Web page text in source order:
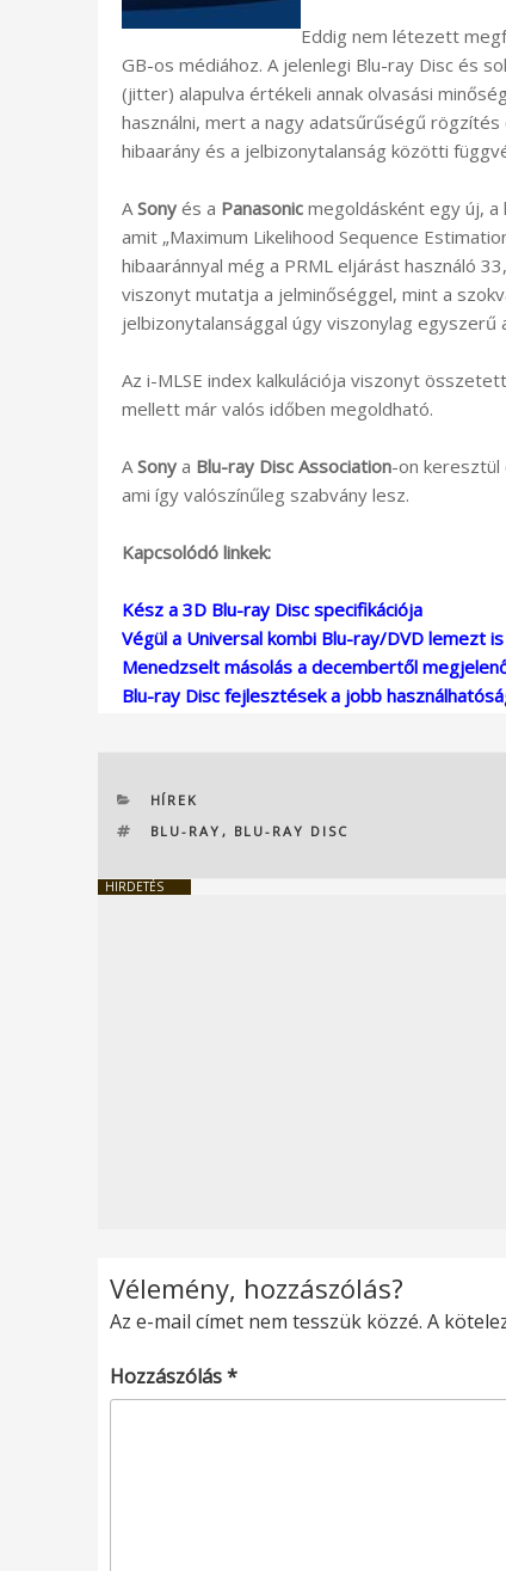
Eddig nem létezett
GB-os médiához. A jelenlegi Blu-ray Disc és
(jitter) alapulva értékeli annak olvasási
használni, mert a nagy adatsűrűségű
hibaarány és a jelbizonytalanság közötti
A Sony és a Panasonic megoldásként egy új,
amit „Maximum Likelihood Sequence
hibaaránnyal még a PRML eljárást használó
viszonyt mutatja a jelminőséggel, mint a
jelbizonytalansággal úgy viszonylag egyszerű
Az i-MLSE index kalkulációja viszonyt
mellett már valós időben megoldható.
A Sony a Blu-ray Disc Association-on keresztül
ami így valószínűleg szabvány lesz.
Kapcsolódó linkek:
Kész a 3D Blu-ray Disc specifikációja
Végül a Universal kombi Blu-ray/DVD lemezt
Menedzselt másolás a decembertől
Blu-ray Disc fejlesztések a jobb
KATEGÓRIÁK
HÍREK
CÍMKÉK
BLU-RAY , BLU-RAY DISC
HIRDETÉS
Vélemény, hozzászólás?
Az e-mail címet nem tesszük közzé. A
Hozzászólás*